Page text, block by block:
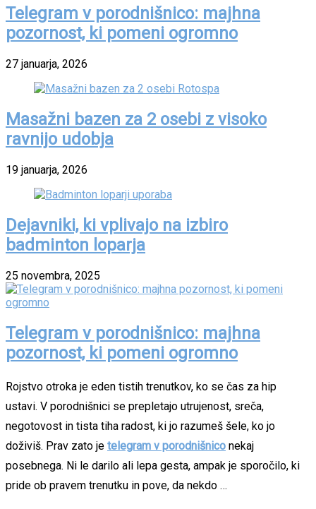
Telegram v porodnišnico: majhna
pozornost, ki pomeni ogromno
27 januarja, 2026
Masažni bazen za 2 osebi z visoko
ravnijo udobja
19 januarja, 2026
Dejavniki, ki vplivajo na izbiro
badminton loparja
25 novembra, 2025
Telegram v porodnišnico: majhna
pozornost, ki pomeni ogromno
Rojstvo otroka je eden tistih trenutkov, ko se čas za hip
ustavi. V porodnišnici se prepletajo utrujenost, sreča,
negotovost in tista tiha radost, ki jo razumeš šele, ko jo
doživiš. Prav zato je telegram v porodnišnico nekaj
posebnega. Ni le darilo ali lepa gesta, ampak je sporočilo, ki
pride ob pravem trenutku in pove, da nekdo …